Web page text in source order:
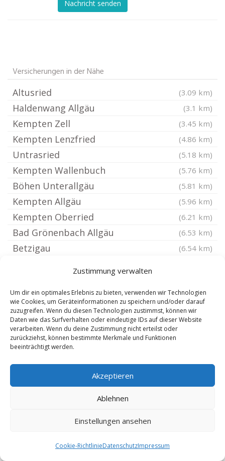
Zustimmung verwalten
Um dir ein optimales Erlebnis zu bieten, verwenden wir Technologien
wie Cookies, um Geräteinformationen zu speichern und/oder darauf
zuzugreifen. Wenn du diesen Technologien zustimmst, können wir
Daten wie das Surfverhalten oder eindeutige IDs auf dieser Website
verarbeiten. Wenn du deine Zustimmung nicht erteilst oder
zurückziehst, können bestimmte Merkmale und Funktionen
beeinträchtigt werden.
Akzeptieren
Ablehnen
Einstellungen ansehen
Cookie-RichtlinieDatenschutzImpressum
Nachricht senden
Versicherungen in der Nähe
Altusried (3.09 km)
Haldenwang Allgäu (3.1 km)
Kempten Zell (3.45 km)
Kempten Lenzfried (4.86 km)
Untrasried (5.18 km)
Kempten Wallenbuch (5.76 km)
Böhen Unterallgäu (5.81 km)
Kempten Allgäu (5.96 km)
Kempten Oberried (6.21 km)
Bad Grönenbach Allgäu (6.53 km)
Betzigau (6.54 km)
Kempten Buchenberg (7.29 km)
Buchenberg bei Kempten Allgäu (7.29 km)
Durach Allgäu
Legau
Woringen (8.94 km)
Waltenhofen Allgäu